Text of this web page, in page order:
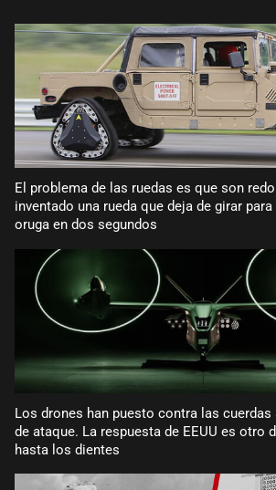
El problema de las ruedas es que son
inventado una rueda que deja de girar
oruga en dos segundos
Los drones han puesto contra las
de ataque. La respuesta de EEUU es otro
hasta los dientes